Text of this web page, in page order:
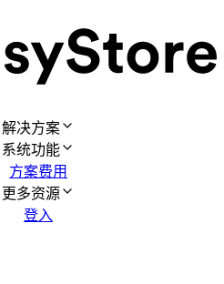
解决方案
系统功能
方案费用
更多资源
登入